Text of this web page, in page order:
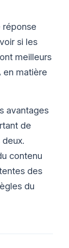
réponse
si les
meilleurs
en matière
avantages
de
contenu
des
du